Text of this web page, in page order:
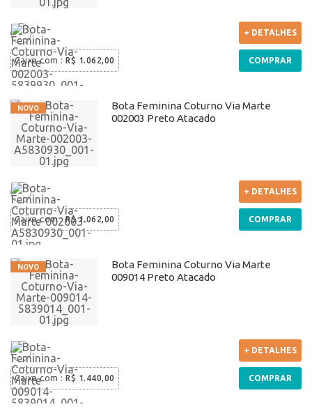
Caixa com : R$ 1.062,00
+ DETALHES
COMPRAR
Bota Feminina Coturno Via Marte
002003 Preto Atacado
Caixa com:R$ 1.062,00
+ DETALHES
COMPRAR
Bota Feminina Coturno Via Marte
009014 Preto Atacado
Caixa com : R$ 1.440,00
+ DETALHES
COMPRAR